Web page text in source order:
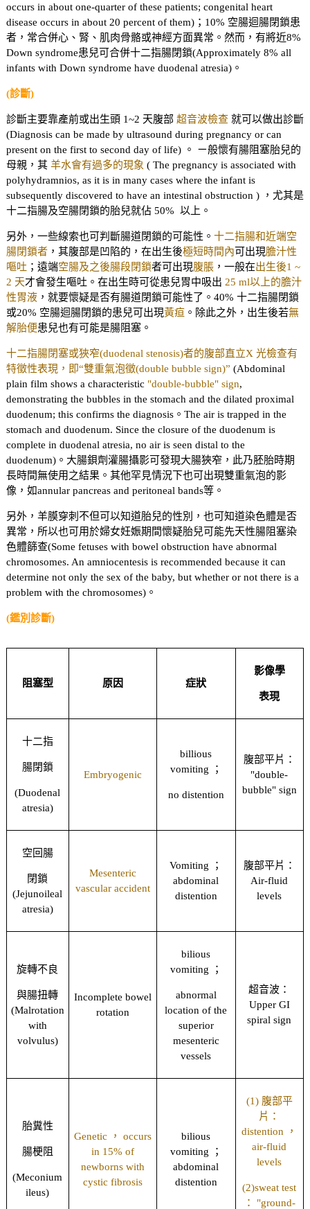
occurs in about one-quarter of these patients; congenital heart
disease occurs in about 20 percent of them)；10% 空腸迴腸閉鎖患
者，常合併心、腎、肌肉骨骼或神經方面異常。然而，有將近8%
Down syndrome患兒可合併十二指腸閉鎖(Approximately 8% all
infants with Down syndrome have duodenal atresia)。
(診斷)
診斷主要靠產前或出生頭 1~2 天腹部 超音波檢查就可以做出診斷
(Diagnosis can be made by ultrasound during pregnancy or can
present on the first to second day of life) 。 ㄧ般懷有腸阻塞胎兒的
母親，其 羊水會有過多的現象 ( The pregnancy is associated with
polyhydramnios, as it is in many cases where the infant is
subsequently discovered to have an intestinal obstruction ) ，尤其是
十二指腸及空腸閉鎖的胎兒就佔 50% 以上。
另外，一些線索也可判斷腸道閉鎖的可能性。 十二指腸和近端空
腸閉鎖者，其腹部是凹陷的，在出生後極短時間內可出現膽汁性
嘔吐 ；遠端空腸及之後腸段閉鎖者可出現腹脹，一般在出生後1 ~
2 天才會發生嘔吐。在出生時可從患兒胃中吸出 25 ml以上的膽汁
性胃液，就要懷疑是否有腸道閉鎖可能性了。40% 十二指腸閉鎖
或20% 空腸迴腸閉鎖的患兒可出現黃疸。除此之外，出生後若無
解胎便患兒也有可能是腸阻塞。
十二指腸閉塞或狹窄(duodenal stenosis)者的腹部直立X 光檢查有
特徵性表現，即“雙重氣泡徵(double bubble sign)” (Abdominal
plain film shows a characteristic "double-bubble" sign,
demonstrating the bubbles in the stomach and the dilated proximal
duodenum; this confirms the diagnosis。The air is trapped in the
stomach and duodenum. Since the closure of the duodenum is
complete in duodenal atresia, no air is seen distal to the
duodenum)。大腸鋇劑灌腸攝影可發現大腸狹窄，此乃胚胎時期
長時間無使用之結果。其他罕見情況下也可出現雙重氣泡的影
像，如annular pancreas and peritoneal bands等。
另外，羊膜穿刺不但可以知道胎兒的性別，也可知道染色體是否
異常，所以也可用於婦女妊娠期間懷疑胎兒可能先天性腸阻塞染
色體篩查(Some fetuses with bowel obstruction have abnormal
chromosomes. An amniocentesis is recommended because it can
determine not only the sex of the baby, but whether or not there is a
problem with the chromosomes)。
(鑑別診斷)
阻塞型 原因 症狀
影像學
表現
十二指
腸閉鎖
(Duodenal
atresia)
Embryogenic
billious
vomiting ；
no distention
腹部平片：
"double-
bubble" sign
空回腸
閉鎖
(Jejunoileal
atresia)
Mesenteric
vascular accident
Vomiting ；
abdominal
distention
腹部平片：
Air-fluid
levels
旋轉不良
與腸扭轉
(Malrotation
with
volvulus)
Incomplete bowel
rotation
bilious
vomiting ；
abnormal
location of the
superior
mesenteric
vessels
超音波：
Upper GI
spiral sign
胎糞性
腸梗阻
(Meconium
ileus)
Genetic ， occurs
in 15% of
newborns with
cystic fibrosis
bilious
vomiting ；
abdominal
distention
(1) 腹部平
片：
distention ，
air-fluid
levels
(2)sweat test
： "ground-